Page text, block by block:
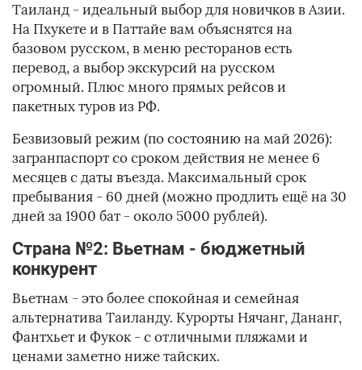
Таиланд - идеальный выбор для новичков в Азии.
На Пхукете и в Паттайе вам объяснятся на
базовом русском, в меню ресторанов есть
перевод, а выбор экскурсий на русском
огромный. Плюс много прямых рейсов и
пакетных туров из РФ.
Безвизовый режим (по состоянию на май 2026):
загранпаспорт со сроком действия не менее 6
месяцев с даты въезда. Максимальный срок
пребывания - 60 дней (можно продлить ещё на 30
дней за 1900 бат - около 5000 рублей).
Страна №2: Вьетнам - бюджетный
конкурент
Вьетнам - это более спокойная и семейная
альтернатива Таиланду. Курорты Нячанг, Дананг,
Фантхьет и Фукок - с отличными пляжами и
ценами заметно ниже тайских.